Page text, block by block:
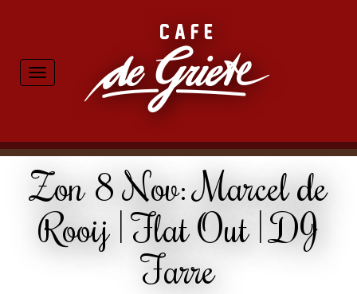
Toggle
navigation
Zon 8 Nov: Marcel de
Rooij | Flat Out | DJ
Farre